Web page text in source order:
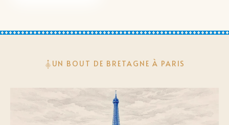
UN BOUT DE BRETAGNE À PARIS